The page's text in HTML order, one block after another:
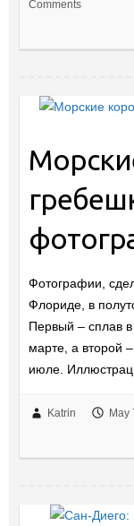
Comments
Фотографии,
Флориде, в
Первый – сплав
марте, а второй
июле.
Katrin May